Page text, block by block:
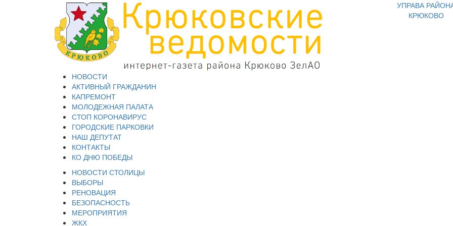
УПРАВА
КРЮКОВО
НОВОСТИ
АКТИВНЫЙ ГРАЖДАНИН
КАПРЕМОНТ
МОЛОДЕЖНАЯ ПАЛАТА
СТОП КОРОНАВИРУС
ГОРОДСКИЕ ПАРКОВКИ
НАШ ДЕПУТАТ
КОНТАКТЫ
КО ДНЮ ПОБЕДЫ
НОВОСТИ СТОЛИЦЫ
ВЫБОРЫ
РЕНОВАЦИЯ
БЕЗОПАСНОСТЬ
МЕРОПРИЯТИЯ
ЖКХ